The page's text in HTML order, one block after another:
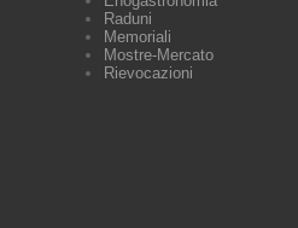
Raduni
Memoriali
Mostre-Mercato
Rievocazioni